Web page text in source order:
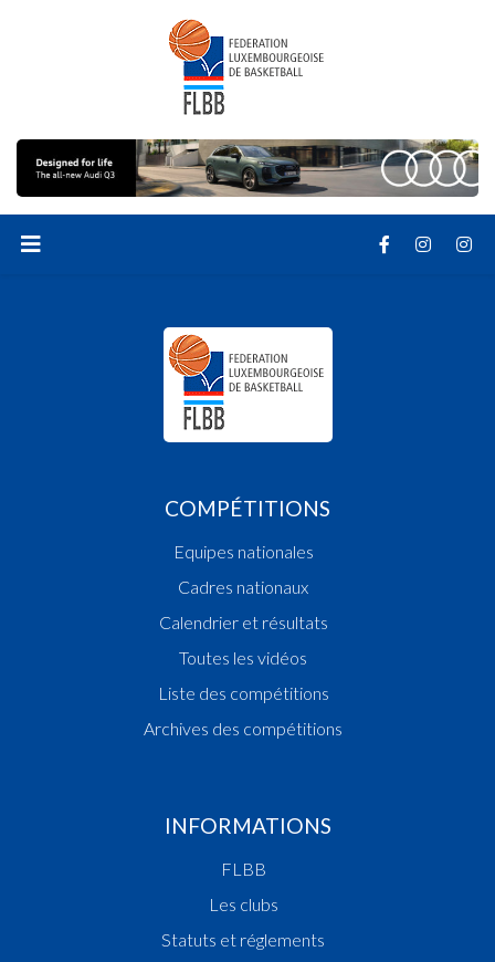
COMPÉTITIONS
Equipes nationales
Cadres nationaux
Calendrier et résultats
Toutes les vidéos
Liste des compétitions
Archives des compétitions
INFORMATIONS
FLBB
Les clubs
Statuts et réglements